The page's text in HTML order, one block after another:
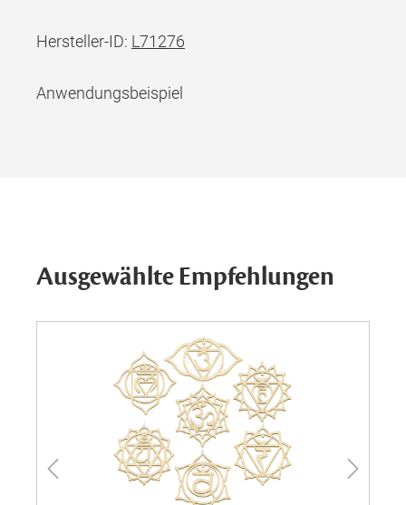
Hersteller-ID: L71276
Anwendungsbeispiel
Ausgewählte Empfehlungen